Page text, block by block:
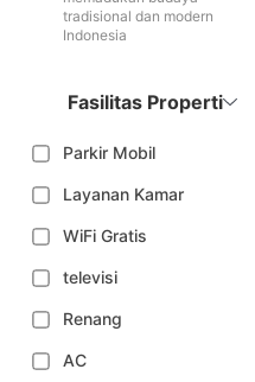
tradisional dan modern
Indonesia
Fasilitas Properti
Parkir Mobil
Layanan Kamar
WiFi Gratis
televisi
Renang
AC